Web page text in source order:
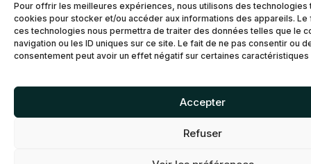
Pour offrir les meilleures expériences, nous utilisons des technologies
cookies pour stocker et/ou accéder aux informations des appareils. Le
ces technologies nous permettra de traiter des données telles que le
navigation ou les ID uniques sur ce site. Le fait de ne pas consentir ou
consentement peut avoir un effet négatif sur certaines
Accepter
Refuser